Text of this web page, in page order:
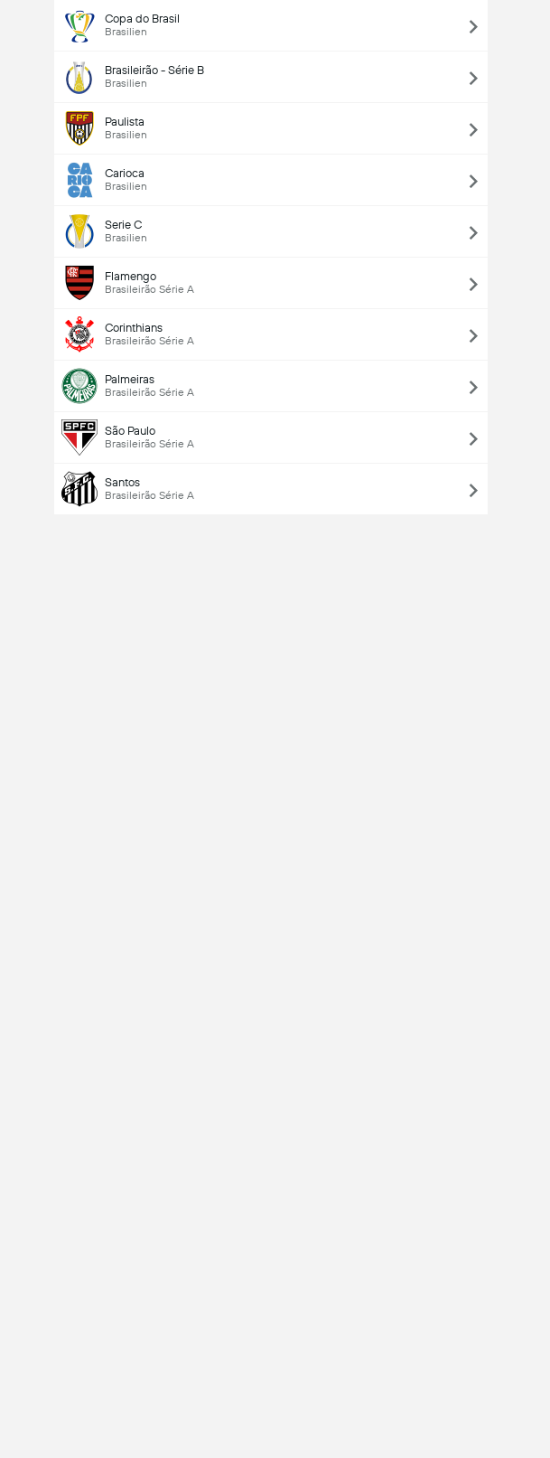
Copa do Brasil
Brasilien
Brasileirão - Série B
Brasilien
Paulista
Brasilien
Carioca
Brasilien
Serie C
Brasilien
Flamengo
Brasileirão Série A
Corinthians
Brasileirão Série A
Palmeiras
Brasileirão Série A
São Paulo
Brasileirão Série A
Santos
Brasileirão Série A